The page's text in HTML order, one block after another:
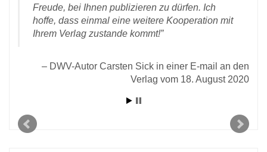
Freude, bei Ihnen publizieren zu dürfen. Ich
hoffe, dass einmal eine weitere Kooperation mit
Ihrem Verlag zustande kommt!
DWV-Autor Carsten Sick in einer E-mail an den
Verlag vom 18. August 2020